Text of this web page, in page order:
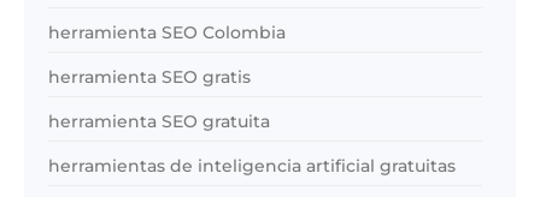
herramienta SEO Colombia
herramienta SEO gratis
herramienta SEO gratuita
herramientas de inteligencia artificial gratuitas